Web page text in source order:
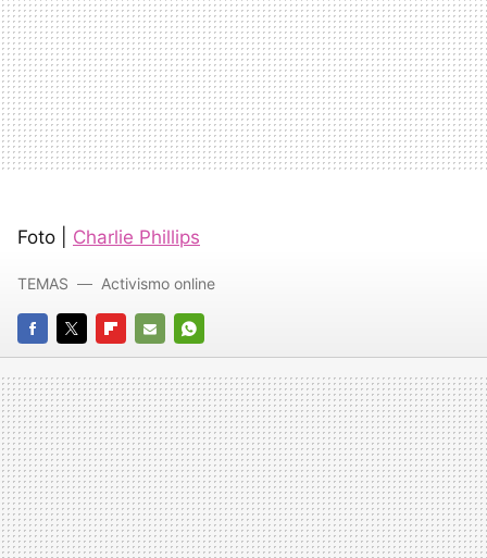
Foto | Charlie Phillips
FACEBOOK
TWITTERFLIPBOARD
E-
MAIL
WHATSAPP
TEMAS Activismo online